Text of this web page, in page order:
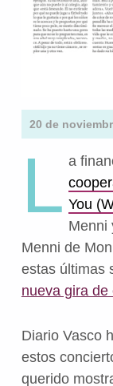
20 de
L a
You
Menni
Menni de
estas últimas
nueva gira
Diario Vasco
estos
querido